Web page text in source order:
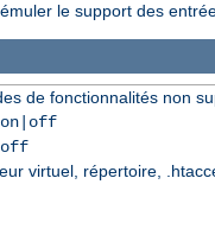
le support des
de fonctionnalités non
on|off
off
virtuel, répertoire,